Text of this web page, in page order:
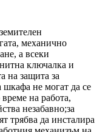
механично
а всеки
ключалка и
на защита за
шкафа не могат да се
на работа,
незабавно;за
трябва да инсталира